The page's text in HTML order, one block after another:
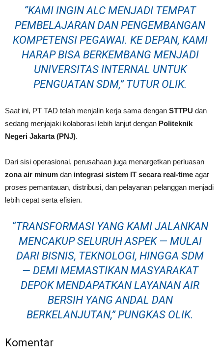
“KAMI INGIN ALC MENJADI TEMPAT
PEMBELAJARAN DAN PENGEMBANGAN
KOMPETENSI PEGAWAI. KE DEPAN, KAMI
HARAP BISA BERKEMBANG MENJADI
UNIVERSITAS INTERNAL UNTUK
PENGUATAN SDM,” TUTUR OLIK.
Saat ini, PT TAD telah menjalin kerja sama dengan STTPU dan
sedang menjajaki kolaborasi lebih lanjut dengan Politeknik
Negeri Jakarta (PNJ).
Dari sisi operasional, perusahaan juga menargetkan perluasan
zona air minum dan integrasi sistem IT secara real-time agar
proses pemantauan, distribusi, dan pelayanan pelanggan menjadi
lebih cepat serta efisien.
“TRANSFORMASI YANG KAMI JALANKAN
MENCAKUP SELURUH ASPEK — MULAI
DARI BISNIS, TEKNOLOGI, HINGGA SDM
— DEMI MEMASTIKAN MASYARAKAT
DEPOK MENDAPATKAN LAYANAN AIR
BERSIH YANG ANDAL DAN
BERKELANJUTAN,” PUNGKAS OLIK.
Komentar